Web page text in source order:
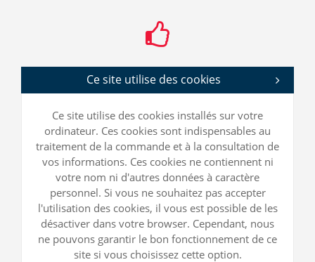
Ce site utilise des cookies
Ce site utilise des cookies installés sur votre
ordinateur. Ces cookies sont indispensables au
traitement de la commande et à la consultation de
vos informations. Ces cookies ne contiennent ni
votre nom ni d'autres données à caractère
personnel. Si vous ne souhaitez pas accepter
l'utilisation des cookies, il vous est possible de les
désactiver dans votre browser. Cependant, nous
ne pouvons garantir le bon fonctionnement de ce
site si vous choisissez cette option.